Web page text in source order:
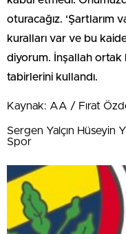
oturacağız. ‘Şartlarım
kuralları var ve bu
diyorum. İnşallah ortak
tabirlerini kullandı.
Kaynak: AA / Fırat
Sergen Yalçın Hüseyin
Spor